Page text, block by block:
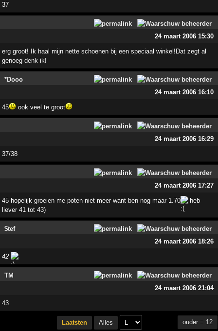
37
24 maart 2006 15:30
erg groot! Ik haal mijn nette schoenen bij een speciaal winkel!Dat zegt al
genoeg denk ik!
*Dooo
24 maart 2006 16:10
45 ook veel te groot
24 maart 2006 16:29
37/38
24 maart 2006 17:27
45 hopelijk groeien me poten niet meer want ben nog maar 1.70
heb
liever 41 tot 43)
$tef
24 maart 2006 18:26
42
TM
24 maart 2006 21:04
43
Laatsten Alles ouder ≡ 12